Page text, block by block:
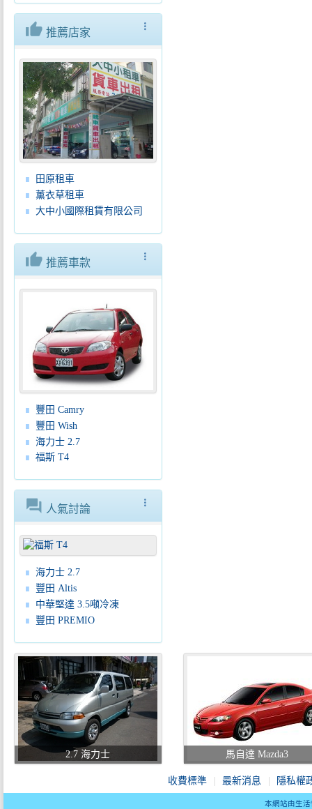
more_vert
thumb_up 推薦店家
田原租車
薰衣草租車
大中小國際租賃有限公司
more_vert
thumb_up 推薦車款
豐田 Camry
豐田 Wish
海力士 2.7
福斯 T4
more_vert
forum 人氣討論
海力士 2.7
豐田 Altis
中華堅達 3.5噸冷凍
豐田 PREMIO
2.7 海力士 馬自達 Mazda3
收費標準 最新消息 隱私權
本網站由生